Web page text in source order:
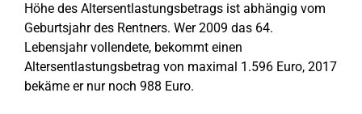
Höhe des Altersentlastungsbetrags ist abhängig vom
Geburtsjahr des Rentners. Wer 2009 das 64.
Lebensjahr vollendete, bekommt einen
Altersentlastungsbetrag von maximal 1.596 Euro, 2017
bekäme er nur noch 988 Euro.